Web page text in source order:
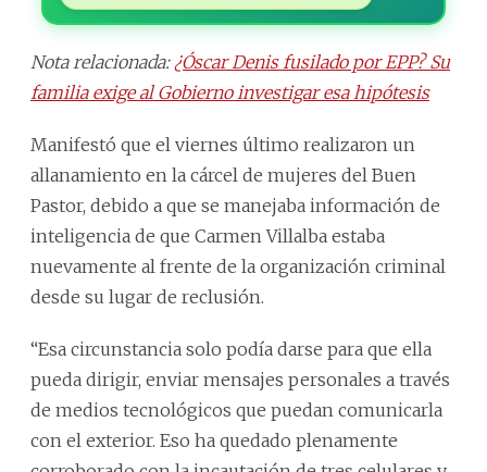
Nota relacionada: ¿Óscar Denis fusilado por EPP? Su
familia exige al Gobierno investigar esa hipótesis
Manifestó que el viernes último realizaron un
allanamiento en la cárcel de mujeres del Buen
Pastor, debido a que se manejaba información de
inteligencia de que Carmen Villalba estaba
nuevamente al frente de la organización criminal
desde su lugar de reclusión.
“Esa circunstancia solo podía darse para que ella
pueda dirigir, enviar mensajes personales a través
de medios tecnológicos que puedan comunicarla
con el exterior. Eso ha quedado plenamente